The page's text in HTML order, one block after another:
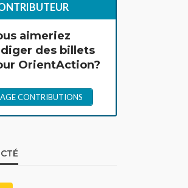
aimeriez
des billets
OrientAction?
CONTRIBUTIONS